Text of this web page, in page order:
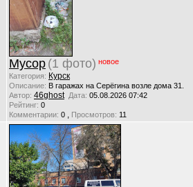
Мусор (1 фото) новое
Категория: Курск
Описание: В гаражах на Серёгина возле дома 31.
Автор: 46ghost Дата: 05.08.2026 07:42
Рейтинг: 0
Комментарии: 0 , Просмотров: 11